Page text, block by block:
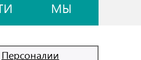
МЫ
Персоналии